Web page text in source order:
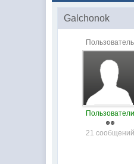
Galchonok
Пользователь
Пользователи
21 сообщений